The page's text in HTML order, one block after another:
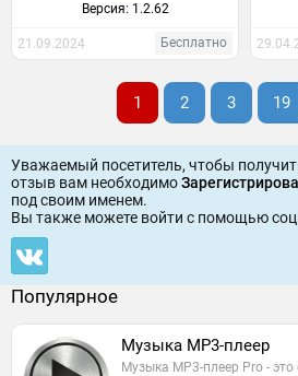
Версия: 1.2.62
21.09.2024 Бесплатно
1 2 3 19
Уважаемый посетитель, чтобы
отзыв вам необходимо
под своим именем.
Вы также можете войти c помощью
Популярное
Музыка MP3-плеер
Музыка MP3-плеер Pro -